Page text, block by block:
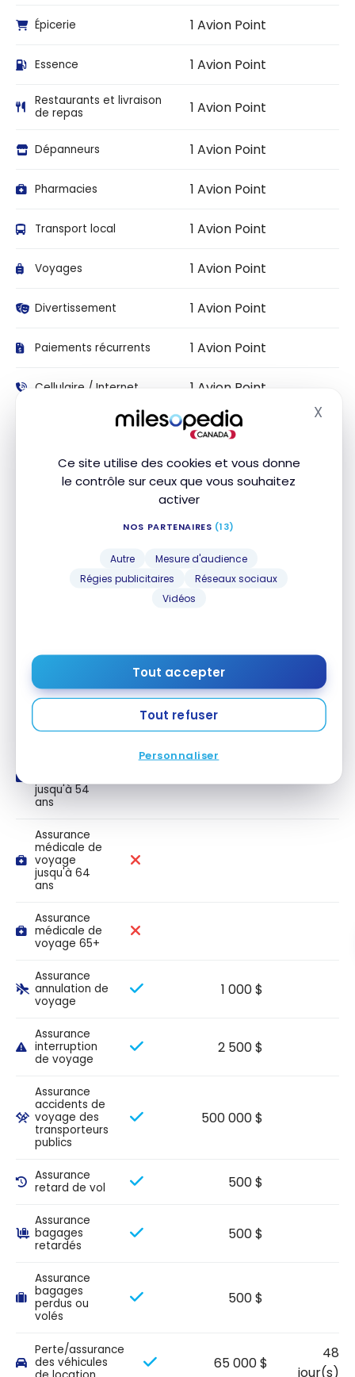
Ce site utilise des cookies et vous donne
le contrôle sur ceux que vous souhaitez
activer
NOS PARTENAIRES (13)
Autre
Mesure d'audience
Régies publicitaires
Réseaux sociaux
Vidéos
Tout accepter
Tout refuser
Personnaliser
X
Épicerie 1 Avion Point
Essence 1 Avion Point
Restaurants et livraison
de repas
1 Avion Point
Dépanneurs 1 Avion Point
Pharmacies 1 Avion Point
Transport local 1 Avion Point
Voyages 1 Avion Point
Divertissement 1 Avion Point
Paiements récurrents 1 Avion Point
Cellulaire / Internet 1 Avion Point
Services de diffusion en
1 Avion Point
Transactions en ligne 1 Avion Point
Assurance
NOM DE
L'ASSURANCE
INCLUS MONTANT DURÉE
Assurance
médicale de
jusqu'à 54
ans
Assurance
médicale de
voyage
jusqu'à 64
ans
Assurance
médicale de
voyage 65+
Assurance
annulation de
voyage
1 000 $
Assurance
interruption
de voyage
2 500 $
Assurance
accidents de
voyage des
transporteurs
publics
500 000 $
Assurance
retard de vol
500 $
Assurance
bagages
retardés
500 $
Assurance
bagages
perdus ou
volés
500 $
Perte/assurance
des véhicules
65 000 $
48
jour(s)